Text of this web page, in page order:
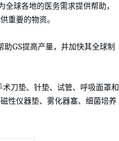
球各地的医务需求提供帮助，
重要的物资。
GS提高产量，并加快其全球制
刀垫、针垫、试管、呼吸面罩和
性仪器垫、雾化器塞、细菌培养